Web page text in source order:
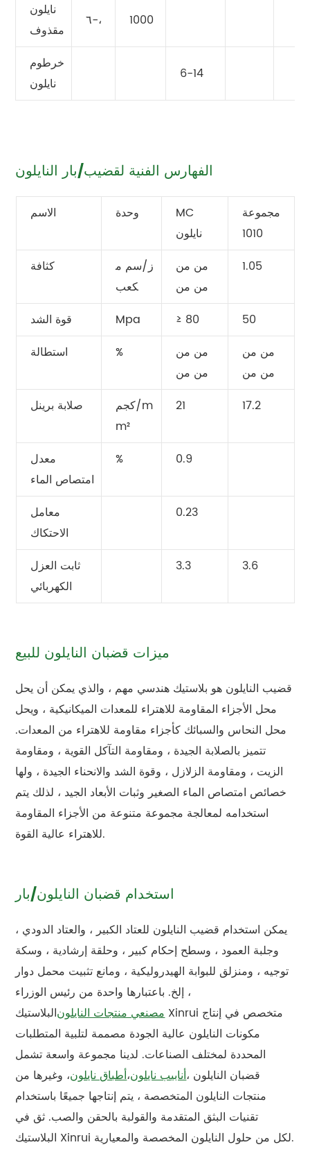
نايلون
مقذوف
٦-، 1000
خرطوم
نايلون
6-14
الفهارس الفنية لقضيب/بار النايلون
الاسم وحدة
MC
نايلون
مجموعة
1010
كثافة
ز/سم م
كعب
من من
من من
1.05
قوة الشد Mpa ≥ 80
50
استطالة
%
من من
من من
من من
من من
صلابة برينل
كجم/m
m²
21 17.2
معدل
امتصاص الماء
% 0.9
معامل
الاحتكاك
0.23
ثابت العزل
الكهربائي
3.3 3.6
ميزات قضبان النايلون للبيع
قضيب النايلون هو بلاستيك هندسي مهم ، والذي يمكن أن يحل
محل الأجزاء المقاومة للاهتراء للمعدات الميكانيكية ، ويحل
محل النحاس والسبائك كأجزاء مقاومة للاهتراء من المعدات.
تتميز بالصلابة الجيدة ، ومقاومة التآكل القوية ، ومقاومة
الزيت ، ومقاومة الزلازل ، وقوة الشد والانحناء الجيدة ، ولها
خصائص امتصاص الماء الصغير وثبات الأبعاد الجيد ، لذلك يتم
استخدامه لمعالجة مجموعة متنوعة من الأجزاء المقاومة
للاهتراء عالية القوة.
استخدام قضبان النايلون/بار
يمكن استخدام قضيب النايلون للعتاد الكبير ، والعتاد الدودي ،
وجلبة العمود ، وسطح إحكام كبير ، وحلقة إرشادية ، وسكة
توجيه ، ومنزلق للبوابة الهيدروليكية ، ومانع تثبيت محمل دوار
، إلخ. باعتبارها واحدة من رئيس الوزراء
مصنعي منتجات النايلونالبلاستيك Xinrui متخصص في إنتاج
مكونات النايلون عالية الجودة مصممة لتلبية المتطلبات
المحددة لمختلف الصناعات. لدينا مجموعة واسعة تشمل
قضبان النايلون ،أنابيب نايلون،أطباق نايلون، وغيرها من
منتجات النايلون المتخصصة ، يتم إنتاجها جميعًا باستخدام
تقنيات البثق المتقدمة والقولبة بالحقن والصب. ثق في
البلاستيك Xinrui لكل من حلول النايلون المخصصة والمعيارية.